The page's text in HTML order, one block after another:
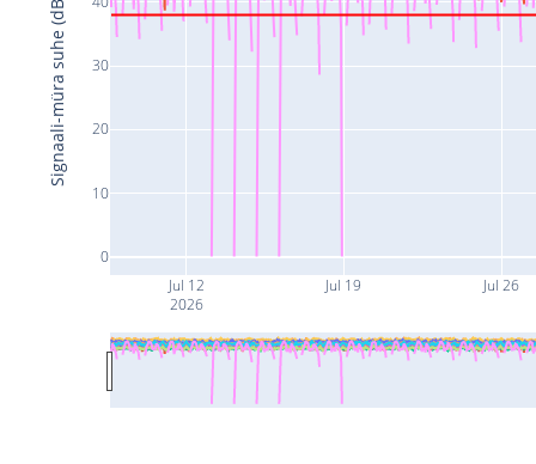
Jul 12
2026
Jul 19 Jul 26
0
10
20
30
Signaali-müra suhe (dB)